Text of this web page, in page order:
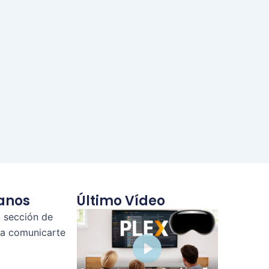
sección de
comunicarte
Último Vídeo
Play